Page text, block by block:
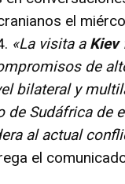
el
«La visita a Kiev
de
bilateral y
Sudáfrica de
al actual
el